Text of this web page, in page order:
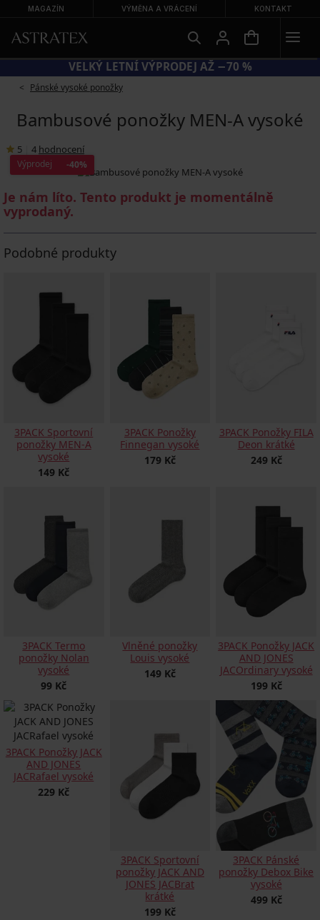
MAGAZÍN VÝMĚNA A VRÁCENÍ KONTAKT
KÓD SUN20 = EXTRA −20 % NA ZLEVNĚNÉ PLAVKY
Pánské vysoké ponožky
Bambusové ponožky MEN-A vysoké
5 4 hodnocení
Výprodej -40%
Je nám líto. Tento produkt je momentálně
vyprodaný.
Podobné produkty
3PACK Sportovní
ponožky MEN-A
vysoké
149 Kč
3PACK Ponožky
Finnegan vysoké
179 Kč
3PACK Ponožky FILA
Deon krátké
249 Kč
3PACK Termo
ponožky Nolan
vysoké
99 Kč
Vlněné ponožky
Louis vysoké
149 Kč
3PACK Ponožky JACK
AND JONES
JACOrdinary vysoké
199 Kč
3PACK Ponožky JACK
AND JONES
JACRafael vysoké
229 Kč
3PACK Sportovní
ponožky JACK AND
JONES JACBrat
krátké
199 Kč
3PACK Pánské
ponožky Debox Bike
vysoké
499 Kč